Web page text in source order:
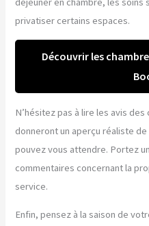
privatiser certains espaces.
Découvrir les
N’hésitez pas à lire les avis
donneront un aperçu réaliste
pouvez vous attendre. Portez
commentaires concernant la
service.
Enfin, pensez à la saison de